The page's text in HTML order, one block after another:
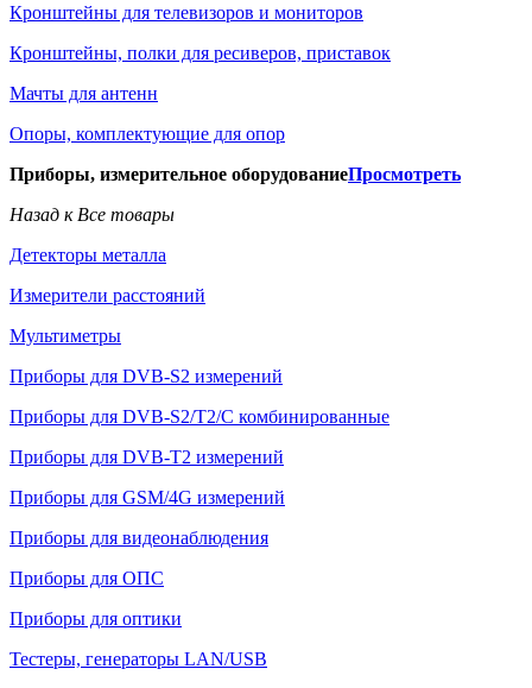
Кронштейны для телевизоров и мониторов
Кронштейны, полки для ресиверов, приставок
Мачты для антенн
Опоры, комплектующие для опор
Приборы, измерительное оборудованиеПросмотреть
Назад к Все товары
Детекторы металла
Измерители расстояний
Мультиметры
Приборы для DVB-S2 измерений
Приборы для DVB-S2/T2/C комбинированные
Приборы для DVB-T2 измерений
Приборы для GSM/4G измерений
Приборы для видеонаблюдения
Приборы для ОПС
Приборы для оптики
Тестеры, генераторы LAN/USB